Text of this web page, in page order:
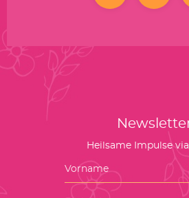
Heilsame Impulse via